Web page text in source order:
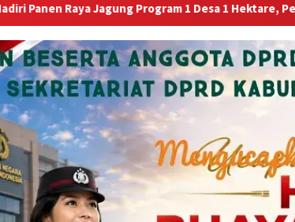
1 Hektare, Perkuat Ketahanan Pangan Nasional.”